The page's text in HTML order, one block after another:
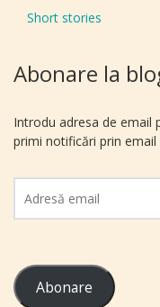
Short stories
Abonare la
Introdu adresa de email
primi notificări prin
email
Abonare